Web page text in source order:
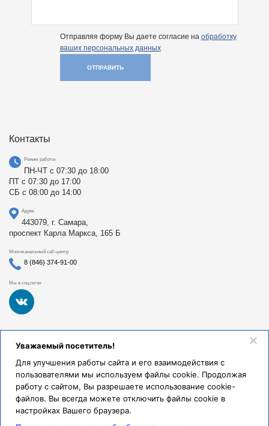
Отправляя форму Вы даете согласие на обработку
ваших персональных данных
ОТПРАВИТЬ
Контакты
Режим работы
ПН-ЧТ с 07:30 до 18:00
ПТ с 07:30 до 17:00
СБ с 08:00 до 14:00
Адрес
443079, г. Самара,
проспект Карла Маркса, 165 Б
Многоканальный call-центр
8 (846) 374-91-00
Мы в соцсетях
Федеральное государственное бюджетное образовательное
учреждение высшего образования «Самарский
здравоохранения Российской Федерации». Клиники СамГМУ
были основаны в 1930 году.
Реквизиты и правовая информация
Политика обработки персональных данных
Уважаемый посетитель!
Для улучшения работы сайта и его взаимодействия с
пользователями мы используем файлы cookie. Продолжая
работу с сайтом, Вы разрешаете использование cookie-
файлов. Вы всегда можете отключить файлы cookie в
настройках Вашего браузера.